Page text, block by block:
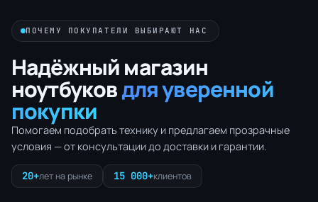
ПОЧЕМУ ПОКУПАТЕЛИ ВЫБИРАЮТ НАС
Надёжный магазин
ноутбуковдля уверенной
покупки
Помогаем подобрать технику и предлагаем прозрачные
условия — от консультации до доставки и гарантии.
20+лет на рынке 15 000+клиентов